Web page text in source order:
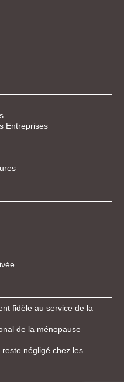
Entreprises
fidèle au service de la
de la ménopause
négligé chez les